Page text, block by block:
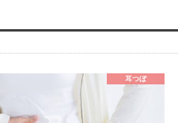
耳つぼ